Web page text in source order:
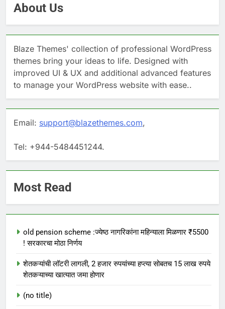
About Us
Blaze Themes' collection of professional WordPress
themes bring your ideas to life. Designed with
improved UI & UX and additional advanced features
to manage your WordPress website with ease..
Email: support@blazethemes.com,
Tel: +944-5484451244.
Most Read
old pension scheme :ज्येष्ठ नागरिकांना महिन्याला मिळणार ₹5500
! सरकारचा मोठा निर्णय
शेतकऱ्यांची लॉटरी लागली, 2 हजार रुपयांच्या हप्त्या सोबतच 15 लाख रुपये
शेतकऱ्याच्या खात्यात जमा होणार
(no title)